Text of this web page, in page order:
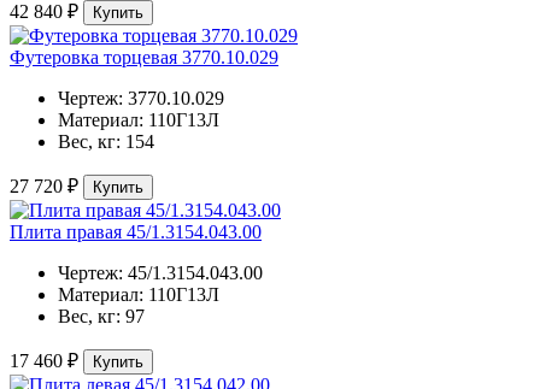
42 840 ₽ Купить
Футеровка торцевая 3770.10.029
Чертеж: 3770.10.029
Материал: 110Г13Л
Вес, кг: 154
27 720 ₽ Купить
Плита правая 45/1.3154.043.00
Чертеж: 45/1.3154.043.00
Материал: 110Г13Л
Вес, кг: 97
17 460 ₽ Купить